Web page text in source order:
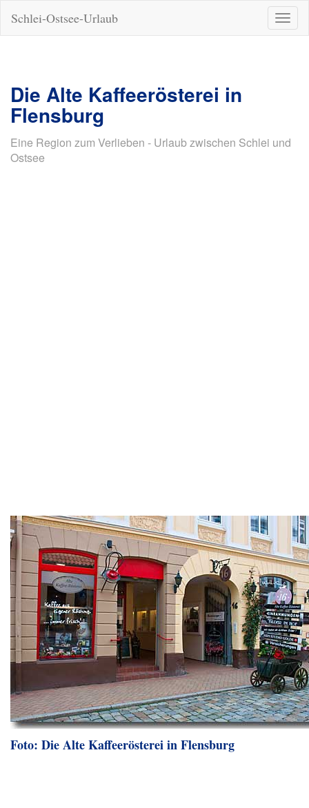
ein-/
Schlei-Ostsee-Urlaub
Die Alte Kaffeerösterei in
Flensburg
Eine Region zum Verlieben - Urlaub zwischen Schlei und
Ostsee
Foto: Die Alte Kaffeerösterei in Flensburg